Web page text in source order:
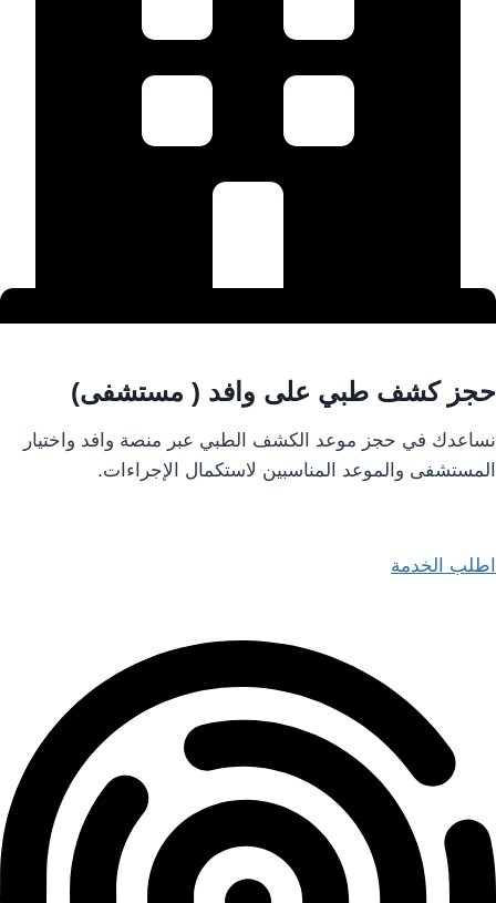
حجز كشف طبي على وافد ( مستشفى)
نساعدك في حجز موعد الكشف الطبي عبر منصة وافد واختيار
المستشفى والموعد المناسبين لاستكمال الإجراءات.
اطلب الخدمة